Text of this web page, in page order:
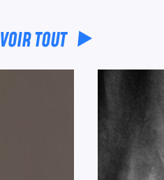
VOIR TOUT